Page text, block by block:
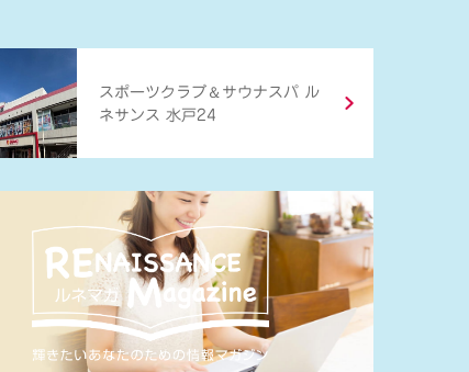
スポーツクラブ ＆ サウナスパ ル
ネサンス 水戸24